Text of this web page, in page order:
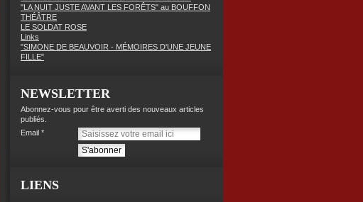
"LA NUIT JUSTE AVANT LES FORÊTS" au BOUFFON
THÉÂTRE
LE SOLDAT ROSE
Links
"SIMONE DE BEAUVOIR - MÉMOIRES D'UNE JEUNE
FILLE"
NEWSLETTER
Abonnez-vous pour être averti des nouveaux articles
publiés.
Email
LIENS